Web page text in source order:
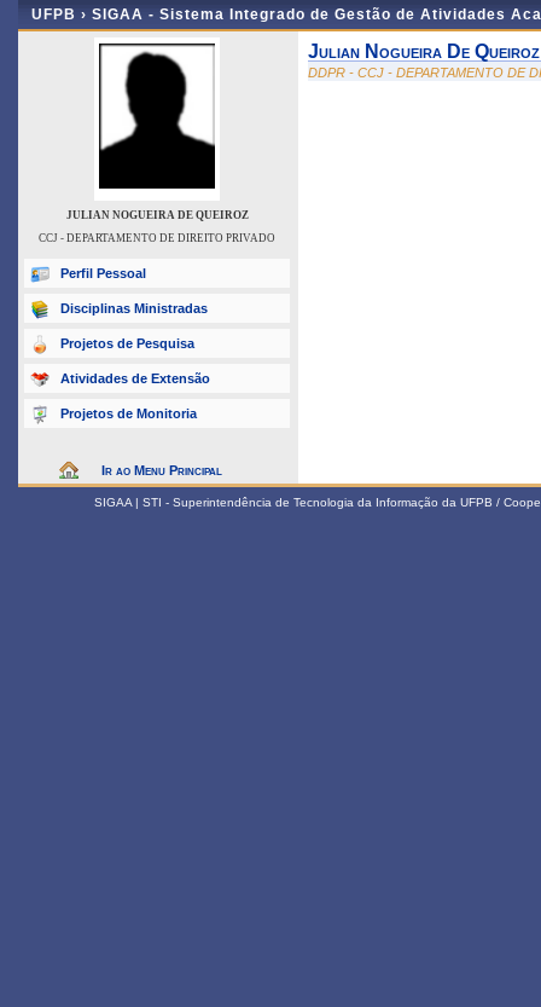
UFPB › SIGAA - Sistema Integrado de Gestão de Atividades
JULIAN NOGUEIRA DE QUEIROZ
CCJ - DEPARTAMENTO DE DIREITO PRIVADO
Perfil Pessoal
Disciplinas Ministradas
Projetos de Pesquisa
Atividades de Extensão
Projetos de Monitoria
Ir ao Menu Principal
Julian Nogueira De Queiroz
DDPR - CCJ - DEPARTAMENTO DE
SIGAA | STI - Superintendência de Tecnologia da Informação da UFPB /